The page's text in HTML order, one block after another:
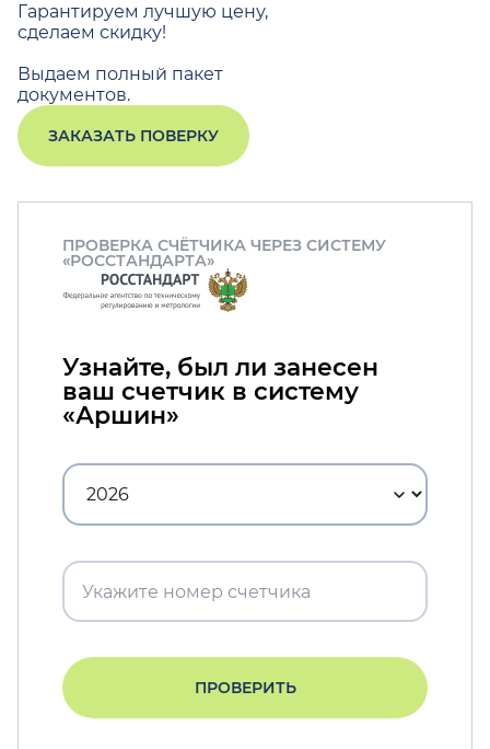
Гарантируем лучшую цену,
сделаем скидку!
Выдаем полный пакет
документов.
ЗАКАЗАТЬ ПОВЕРКУ
ПРОВЕРКА СЧЁТЧИКА ЧЕРЕЗ СИСТЕМУ
«РОССТАНДАРТА»
Узнайте, был ли занесен
ваш счетчик в систему
«Аршин»
ПРОВЕРИТЬ